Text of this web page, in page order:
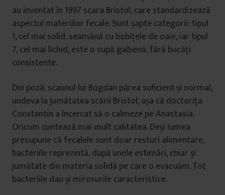
au inventat în 1997 scara Bristol, care standardizează
aspectul materiilor fecale. Sunt șapte categorii: tipul
1, cel mai solid, seamănă cu bobițele de oaie, iar tipul
7, cel mai lichid, este o supă galbenă, fără bucăți
consistente.
Din poză, scaunul lui Bogdan părea suficient și normal,
undeva la jumătatea scării Bristol, așa că doctorița
Constantin a încercat să o calmeze pe Anastasia.
Oricum contează mai mult calitatea. Deși lumea
presupune că fecalele sunt doar resturi alimentare,
bacteriile reprezintă, după unele estimări, chiar și
jumătate din materia solidă pe care o evacuăm. Tot
bacteriile dau și mirosurile caracteristice.